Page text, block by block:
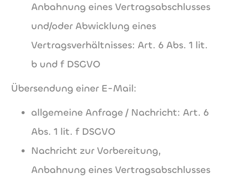
Anbahnung eines Vertragsabschlusses
und/oder Abwicklung eines
Vertragsverhältnisses: Art. 6 Abs. 1 lit.
b und f DSGVO
Übersendung einer E-Mail:
allgemeine Anfrage / Nachricht: Art. 6
Abs. 1 lit. f DSGVO
Nachricht zur Vorbereitung,
Anbahnung eines Vertragsabschlusses